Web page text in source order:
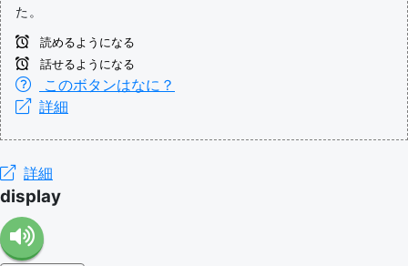
た。
読めるようになる
話せるようになる
このボタンはなに？
詳細
詳細
display